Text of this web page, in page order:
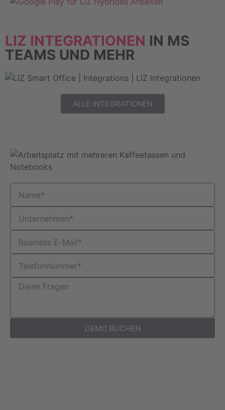
LIZ INTEGRATIONEN IN MS
TEAMS UND MEHR
ALLE INTEGRATIONEN
DEMO BUCHEN